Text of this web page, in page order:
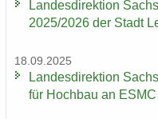
Lan­des­di­rek­ti­on
2025/2026 der Stadt
18.09.2025
Lan­des­di­rek­ti­on
für Hoch­bau an ESMC